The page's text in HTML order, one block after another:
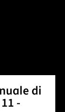
di
-